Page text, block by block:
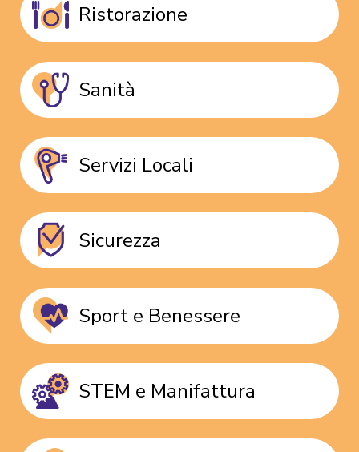
Ristorazione
Sanità
Servizi Locali
Sicurezza
Sport e Benessere
STEM e Manifattura